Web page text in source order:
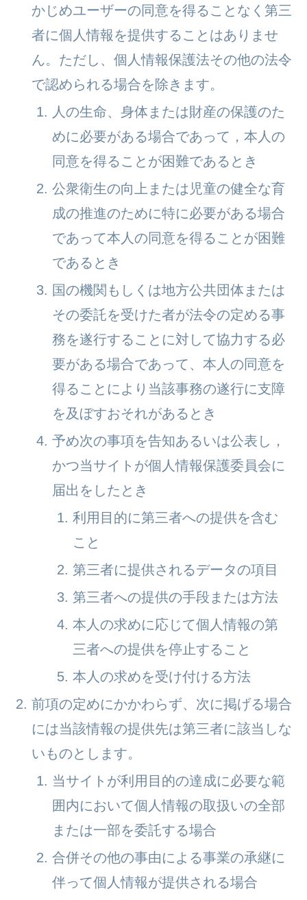
かじめユーザーの同意を得ることなく第三
者に個人情報を提供することはありませ
ん。ただし、個人情報保護法その他の法令
で認められる場合を除きます。
人の生命、身体または財産の保護のた
めに必要がある場合であって，本人の
同意を得ることが困難であるとき
公衆衛生の向上または児童の健全な育
成の推進のために特に必要がある場合
であって本人の同意を得ることが困難
であるとき
国の機関もしくは地方公共団体または
その委託を受けた者が法令の定める事
務を遂行することに対して協力する必
要がある場合であって、本人の同意を
得ることにより当該事務の遂行に支障
を及ぼすおそれがあるとき
予め次の事項を告知あるいは公表し，
かつ当サイトが個人情報保護委員会に
届出をしたとき
利用目的に第三者への提供を含む
こと
第三者に提供されるデータの項目
第三者への提供の手段または方法
本人の求めに応じて個人情報の第
三者への提供を停止すること
本人の求めを受け付ける方法
前項の定めにかかわらず、次に掲げる場合
には当該情報の提供先は第三者に該当しな
いものとします。
当サイトが利用目的の達成に必要な範
囲内において個人情報の取扱いの全部
または一部を委託する場合
合併その他の事由による事業の承継に
伴って個人情報が提供される場合